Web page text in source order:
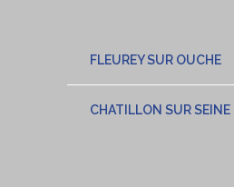
FLEUREY SUR OUCHE
CHATILLON SUR SEINE